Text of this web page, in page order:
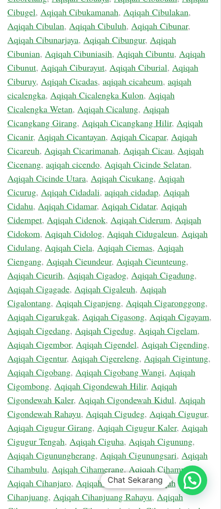
Cibugel, Aqiqah Cibukamanah, Aqiqah Cibulakan,
Aqiqah Cibulan, Aqiqah Cibuluh, Aqiqah Cibunar,
Aqiqah Cibunarjaya, Aqiqah Cibungur, Aqiqah
Cibunian, Aqiqah Cibuniasih, Aqiqah Cibuntu, Aqiqah
Cibunut, Aqiqah Ciburayut, Aqiqah Ciburial, Aqiqah
Ciburuy, Aqiqah Cicadas, aqiqah cicaheum, aqiqah
cicalengka, Aqiqah Cicalengka Kulon, Aqiqah
Cicalengka Wetan, Aqiqah Cicalung, Aqiqah
Cicangkang Girang, Aqiqah Cicangkang Hilir, Aqiqah
Cicanir, Aqiqah Cicantayan, Aqiqah Cicapar, Aqiqah
Cicareuh, Aqiqah Cicarimanah, Aqiqah Cicau, Aqiqah
Cicenang, aqiqah cicendo, Aqiqah Cicinde Selatan,
Aqiqah Cicinde Utara, Aqiqah Cicukang, Aqiqah
Cicurug, Aqiqah Cidadali, aqiqah cidadap, Aqiqah
Cidahu, Aqiqah Cidamar, Aqiqah Cidatar, Aqiqah
Cidempet, Aqiqah Cidenok, Aqiqah Ciderum, Aqiqah
Cidokom, Aqiqah Cidolog, Aqiqah Cidugaleun, Aqiqah
Cidulang, Aqiqah Ciela, Aqiqah Ciemas, Aqiqah
Ciengang, Aqiqah Cieundeur, Aqiqah Cieunteung,
Aqiqah Cieurih, Aqiqah Cigadog, Aqiqah Cigadung,
Aqiqah Cigagade, Aqiqah Cigaleuh, Aqiqah
Cigalontang, Aqiqah Ciganjeng, Aqiqah Cigaronggong,
Aqiqah Cigarukgak, Aqiqah Cigasong, Aqiqah Cigayam,
Aqiqah Cigedang, Aqiqah Cigedug, Aqiqah Cigelam,
Aqiqah Cigembor, Aqiqah Cigendel, Aqiqah Cigending,
Aqiqah Cigentur, Aqiqah Cigereleng, Aqiqah Cigintung,
Aqiqah Cigobang, Aqiqah Cigobang Wangi, Aqiqah
Cigombong, Aqiqah Cigondewah Hilir, Aqiqah
Cigondewah Kaler, Aqiqah Cigondewah Kidul, Aqiqah
Cigondewah Rahayu, Aqiqah Cigudeg, Aqiqah Cigugur,
Aqiqah Cigugur Girang, Aqiqah Cigugur Kaler, Aqiqah
Cigugur Tengah, Aqiqah Ciguha, Aqiqah Cigunung,
Aqiqah Cigunungherang, Aqiqah Cigunungsari, Aqiqah
Cihambulu, Aqiqah Cihamerang,Aqiqah Cihampelas,
Aqiqah Cihanjaro, Aqiqah Cihanjawar,Aqiqah
Cihanjuang, Aqiqah Cihanjuang Rahayu, Aqiqah
Chat Sekarang